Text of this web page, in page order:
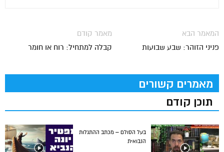
מאמר קודם
קבלה למתחיל: רוח או חומר
המאמר הבא
פניני הזוהר: שבע שבועות
מאמרים קשורים
תוכן קודם
בעל הסולם – מכתב ההתגלות
הנבואית